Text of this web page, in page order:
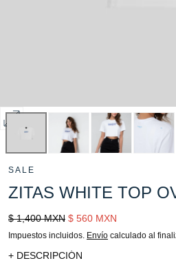
Abrir
multimedia
en
modal
SALE
ZITAS WHITE TOP
Precio
regular
$ 1,400 MXN Sale
price
$ 560 MXN
Impuestos incluidos. Envío calculado al
+ DESCRIPCIÓN